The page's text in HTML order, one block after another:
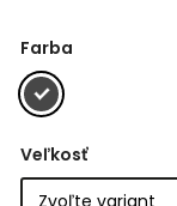
Farba
Veľkosť